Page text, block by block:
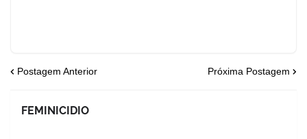
Postagem Anterior Próxima Postagem
FEMINICIDIO